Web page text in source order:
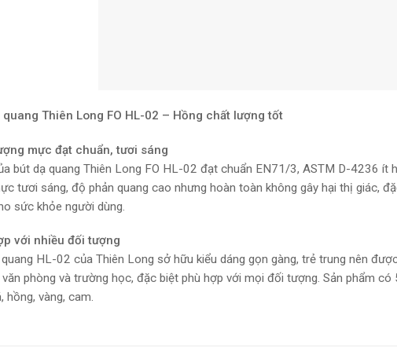
quang Thiên Long FO HL-02 – Hồng chất lượng tốt
mực đạt chuẩn, tươi sáng
bút dạ quang Thiên Long FO HL-02 đạt chuẩn EN71/3, ASTM D-4236 ít
tươi sáng, độ phản quang cao nhưng hoàn toàn không gây hại thị giác,
sức khỏe người dùng.
với nhiều đối tượng
HL-02 của Thiên Long sở hữu kiểu dáng gọn gàng, trẻ trung nên
phòng và trường học, đặc biệt phù hợp với mọi đối tượng. Sản phẩm có
hồng, vàng, cam.